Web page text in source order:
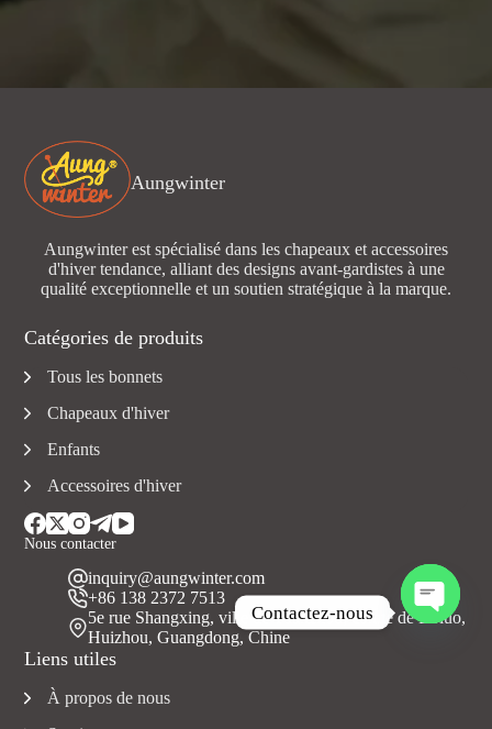
Aungwinter
Aungwinter est spécialisé dans les chapeaux et accessoires
d'hiver tendance, alliant des designs avant-gardistes à une
qualité exceptionnelle et un soutien stratégique à la marque.
Nous contacter
inquiry@aungwinter.com
+86 138 2372 7513
5e rue Shangxing, ville de Yuanzhou, comté de Boluo,
Huizhou, Guangdong, Chine
Liens utiles
À propos de nous
Catégories de produits
Tous les bonnets
Chapeaux d'hiver
Enfants
Accessoires d'hiver
Contactez-nous